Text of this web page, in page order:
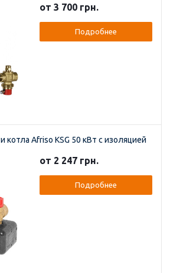
от 3 700 грн.
Подробнее
котла Afriso KSG 50 кВт с изоляцией
от 2 247 грн.
Подробнее